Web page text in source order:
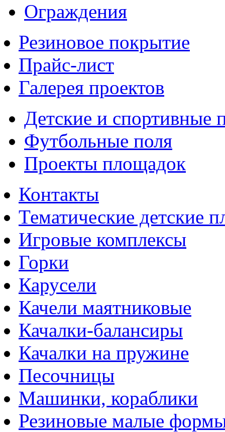
Ограждения
Резиновое покрытие
Прайс-лист
Галерея проектов
Детские и спортивные
Футбольные поля
Проекты площадок
Контакты
Тематические детские
Игровые комплексы
Горки
Карусели
Качели маятниковые
Качалки-балансиры
Качалки на пружине
Песочницы
Машинки, кораблики
Резиновые малые